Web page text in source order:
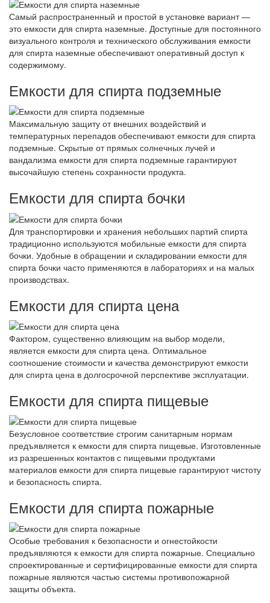
Самый распространенный и простой в установке вариант —
это емкости для спирта наземные. Доступные для постоянного
визуального контроля и технического обслуживания емкости
для спирта наземные обеспечивают оперативный доступ к
содержимому.
Емкости для спирта подземные
Максимальную защиту от внешних воздействий и
температурных перепадов обеспечивают емкости для спирта
подземные. Скрытые от прямых солнечных лучей и
вандализма емкости для спирта подземные гарантируют
высочайшую степень сохранности продукта.
Емкости для спирта бочки
Для транспортировки и хранения небольших партий спирта
традиционно используются мобильные емкости для спирта
бочки. Удобные в обращении и складировании емкости для
спирта бочки часто применяются в лабораториях и на малых
производствах.
Емкости для спирта цена
Фактором, существенно влияющим на выбор модели,
является емкости для спирта цена. Оптимальное
соотношение стоимости и качества демонстрируют емкости
для спирта цена в долгосрочной перспективе эксплуатации.
Емкости для спирта пищевые
Безусловное соответствие строгим санитарным нормам
предъявляется к емкости для спирта пищевые. Изготовленные
из разрешенных контактов с пищевыми продуктами
материалов емкости для спирта пищевые гарантируют чистоту
и безопасность спирта.
Емкости для спирта пожарные
Особые требования к безопасности и огнестойкости
предъявляются к емкости для спирта пожарные. Специально
спроектированные и сертифицированные емкости для спирта
пожарные являются частью системы противопожарной
защиты объекта.